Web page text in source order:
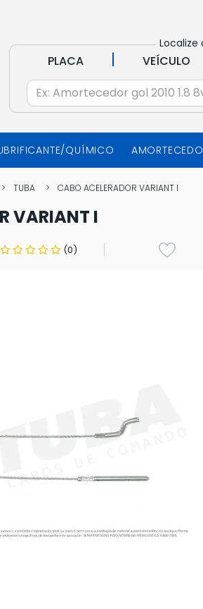
Localize
PLACA | VEÍCULO
QUÍMICO
TUBA CABO ACELERADOR VARIANT I
VARIANT I
(0)